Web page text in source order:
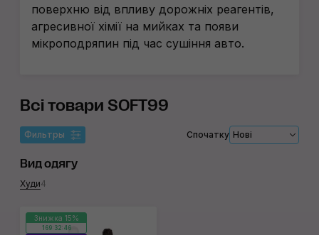
поверхню від впливу дорожніх реагентів,
агресивної хімії на мийках та появи
мікроподряпин під час сушіння авто.
Всі товари SOFT99
Фильтры Спочатку Нові
Вид одягу
Худи4
Знижка 15%
169:32:46